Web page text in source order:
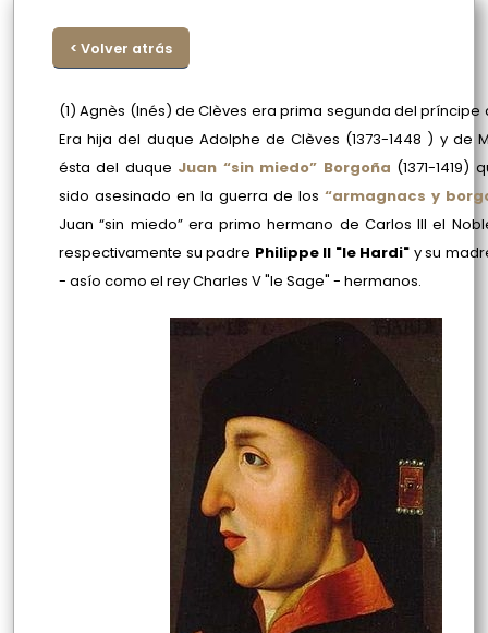
< Volver atrás
(1) Agnès (Inés) de Clèves era prima segunda del príncipe
Era hija del duque Adolphe de Clèves (1373-1448 ) y de
ésta del duque Juan “sin miedo” Borgoña (1371-1419)
sido asesinado en la guerra de los “armagnacs y
Juan “sin miedo” era primo hermano de Carlos III el
respectivamente su padre Philippe II "le Hardi" y su
- asío como el rey Charles V "le Sage" - hermanos.